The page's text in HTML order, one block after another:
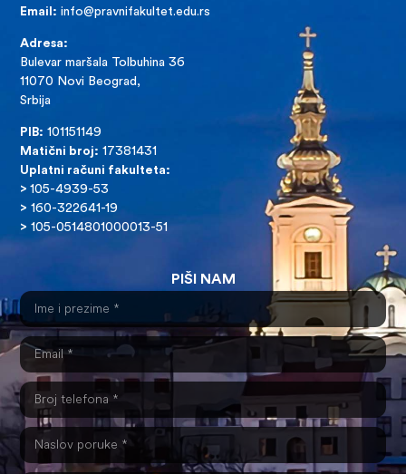
Email: info@pravnifakultet.edu.rs
Adresa:
Bulevar maršala Tolbuhina 36
11070 Novi Beograd,
Srbija
PIB: 101151149
Matični broj: 17381431
Uplatni računi fakulteta:
>105-4939-53
> 160-322641-19
> 105-0514801000013-51
PIŠI NAM